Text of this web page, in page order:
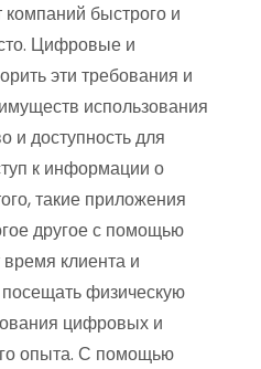
быстрого и
Цифровые и
эти требования и
использования
и доступность для
к информации о
такие приложения
другое с помощью
клиента и
физическую
цифровых и
опыта. С помощью